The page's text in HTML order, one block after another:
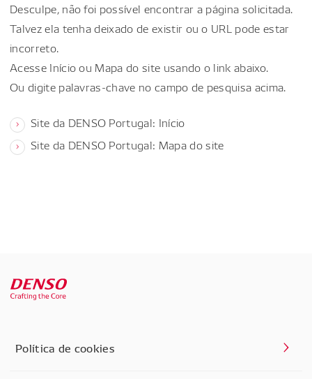
Desculpe, não foi possível encontrar a página solicitada.
Talvez ela tenha deixado de existir ou o URL pode estar
incorreto.
Acesse Início ou Mapa do site usando o link abaixo.
Ou digite palavras-chave no campo de pesquisa acima.
Site da DENSO Portugal: Início
Site da DENSO Portugal: Mapa do site
Política de cookies